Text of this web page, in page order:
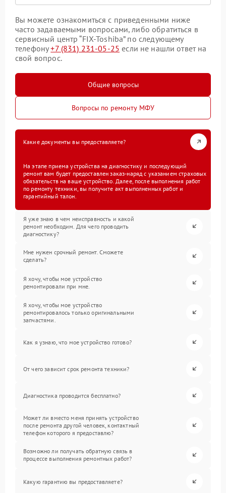
Вы можете ознакомиться с приведенными ниже
часто задаваемыми вопросами, либо обратиться в
сервисный центр “FIX-Toshiba” по следующему
телефону+7 (831) 231-05-25 если не нашли ответ на
свой вопрос.
Общие вопросы
Вопросы по ремонту МФУ
Какие документы вы предоставляете?
На этапе приема устройства на диагностику и последующий
ремонт вам будет предоставлен заказ-наряд с указанием страховых
обязательств на ваше устройство. Далее, после выполнения работ
по ремонту техники, вы получите акт выполненных работ и
гарантийный талон.
Я уже знаю в чем неисправность и какой
ремонт необходим. Для чего проводить
диагностику?
Мне нужен срочный ремонт. Сможете
сделать?
Я хочу, чтобы мое устройство
ремонтировали при мне.
Я хочу, чтобы мое устройство
ремонтировалось только оригинальными
запчастями.
Как я узнаю, что мое устройство готово?
От чего зависит срок ремонта техники?
Диагностика проводится бесплатно?
Может ли вместо меня принять устройство
после ремонта другой человек, контактный
телефон которого я предоставлю?
Возможно ли получать обратную связь в
процессе выполнения ремонтных работ?
Какую гарантию вы предоставляете?